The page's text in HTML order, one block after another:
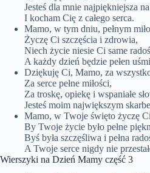
Jesteś dla mnie najpiękniejsza
I kocham Cię z całego serca.
Mamo, w tym dniu, pełnym
Życzę Ci szczęścia i zdrowia,
Niech życie niesie Ci same
A każdy dzień będzie pełen
Dziękuję Ci, Mamo, za
Za serce pełne miłości,
Za troskę, opiekę i wspaniałe
Jesteś moim największym
Mamo, w Twoje święto życzę
By Twoje życie było pełne
Byś była szczęśliwa i pełna
A Twoje serce nigdy nie
Wierszyki na Dzień Mamy część 3